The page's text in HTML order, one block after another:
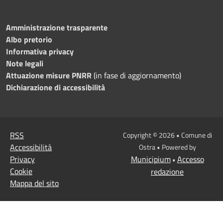
Amministrazione trasparente
Albo pretorio
Informativa privacy
Note legali
Attuazione misure PNRR(in fase di aggiornamento)
Dichiarazione di accessibilità
RSS
Accessibilità
Privacy
Cookie
Mappa del sito
Copyright © 2026 • Comune di
Ostra • Powered by
Municipium• Accesso
redazione